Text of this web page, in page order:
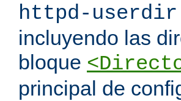
httpd-
incluyendo las
bloque
principal de